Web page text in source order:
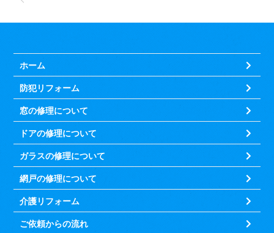
ホーム
防犯リフォーム
窓の修理について
ドアの修理について
ガラスの修理について
網戸の修理について
介護リフォーム
ご依頼からの流れ